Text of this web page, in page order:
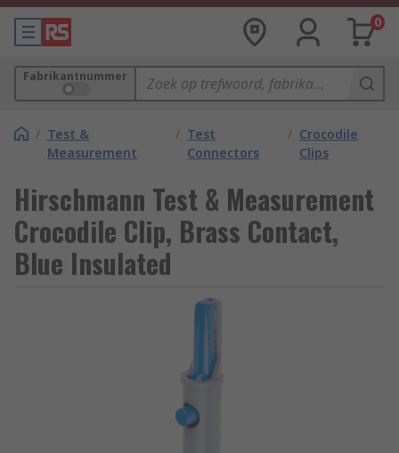
0
Fabrikantnummer
/ Test &
Measurement
/ Test
Connectors
/ Crocodile
Clips
Hirschmann Test & Measurement
Crocodile Clip, Brass Contact,
Blue Insulated